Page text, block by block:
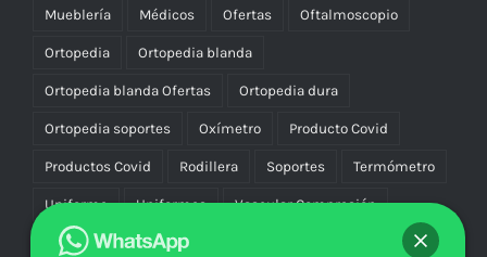
Mueblería Médicos Ofertas Oftalmoscopio
Ortopedia Ortopedia blanda
Ortopedia blanda Ofertas Ortopedia dura
Ortopedia soportes Oxímetro Producto Covid
Productos Covid Rodillera Soportes Termómetro
Uniforme Uniformes Vascular Compresión
Vibradores